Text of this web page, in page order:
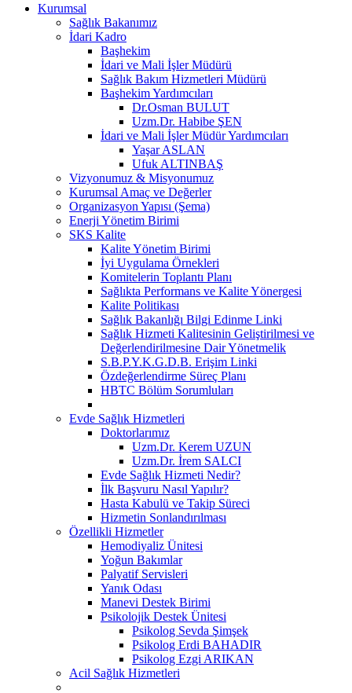
Kurumsal
Sağlık Bakanımız
İdari Kadro
Başhekim
İdari ve Mali İşler Müdürü
Sağlık Bakım Hizmetleri Müdürü
Başhekim Yardımcıları
Dr.Osman BULUT
Uzm.Dr. Habibe ŞEN
İdari ve Mali İşler Müdür Yardımcıları
Yaşar ASLAN
Ufuk ALTINBAŞ
Vizyonumuz & Misyonumuz
Kurumsal Amaç ve Değerler
Organizasyon Yapısı (Şema)
Enerji Yönetim Birimi
SKS Kalite
Kalite Yönetim Birimi
İyi Uygulama Örnekleri
Komitelerin Toplantı Planı
Sağlıkta Performans ve Kalite Yönergesi
Kalite Politikası
Sağlık Bakanlığı Bilgi Edinme Linki
Sağlık Hizmeti Kalitesinin Geliştirilmesi ve
Değerlendirilmesine Dair Yönetmelik
S.B.P.Y.K.G.D.B. Erişim Linki
Özdeğerlendirme Süreç Planı
HBTC Bölüm Sorumluları
Evde Sağlık Hizmetleri
Doktorlarımız
Uzm.Dr. Kerem UZUN
Uzm.Dr. İrem SALCI
Evde Sağlık Hizmeti Nedir?
İlk Başvuru Nasıl Yapılır?
Hasta Kabulü ve Takip Süreci
Hizmetin Sonlandırılması
Özellikli Hizmetler
Hemodiyaliz Ünitesi
Yoğun Bakımlar
Palyatif Servisleri
Yanık Odası
Manevi Destek Birimi
Psikolojik Destek Ünitesi
Psikolog Sevda Şimşek
Psikolog Erdi BAHADIR
Psikolog Ezgi ARIKAN
Acil Sağlık Hizmetleri